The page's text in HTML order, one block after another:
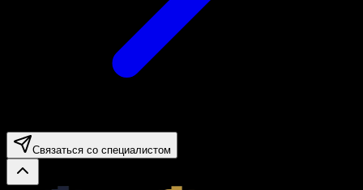
Связаться со специалистом